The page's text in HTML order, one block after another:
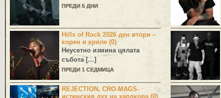
ПРЕДИ 5 ДНИ
Hills of Rock 2026 ден втори –
корен и криле (0)
Неусетно измина цялата
събота […]
ПРЕДИ 1 СЕДМИЦА
REJECTION, CRO-MAGS-
истинския дух на хардкора (0)